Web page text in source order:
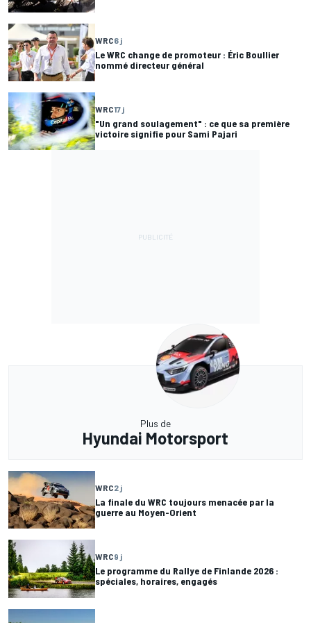
WRC6 j
Le WRC change de promoteur : Éric Boullier
nommé directeur général
WRC17 j
"Un grand soulagement" : ce que sa première
victoire signifie pour Sami Pajari
Plus de
Hyundai Motorsport
WRC2 j
La finale du WRC toujours menacée par la
guerre au Moyen-Orient
WRC9 j
Le programme du Rallye de Finlande 2026 :
spéciales, horaires, engagés